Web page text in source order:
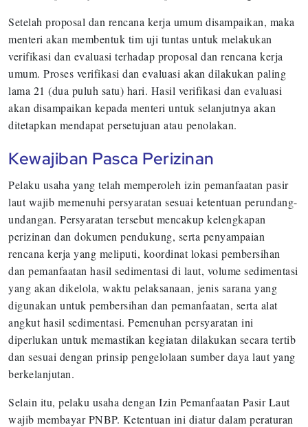
Setelah proposal dan rencana kerja umum disampaikan, maka
menteri akan membentuk tim uji tuntas untuk melakukan
verifikasi dan evaluasi terhadap proposal dan rencana kerja
umum. Proses verifikasi dan evaluasi akan dilakukan paling
lama 21 (dua puluh satu) hari. Hasil verifikasi dan evaluasi
akan disampaikan kepada menteri untuk selanjutnya akan
ditetapkan mendapat persetujuan atau penolakan.
Kewajiban Pasca Perizinan
Pelaku usaha yang telah memperoleh izin pemanfaatan pasir
laut wajib memenuhi persyaratan sesuai ketentuan perundang-
undangan. Persyaratan tersebut mencakup kelengkapan
perizinan dan dokumen pendukung, serta penyampaian
rencana kerja yang meliputi, koordinat lokasi pembersihan
dan pemanfaatan hasil sedimentasi di laut, volume sedimentasi
yang akan dikelola, waktu pelaksanaan, jenis sarana yang
digunakan untuk pembersihan dan pemanfaatan, serta alat
angkut hasil sedimentasi. Pemenuhan persyaratan ini
diperlukan untuk memastikan kegiatan dilakukan secara tertib
dan sesuai dengan prinsip pengelolaan sumber daya laut yang
berkelanjutan.
Selain itu, pelaku usaha dengan Izin Pemanfaatan Pasir Laut
wajib membayar PNBP. Ketentuan ini diatur dalam peraturan